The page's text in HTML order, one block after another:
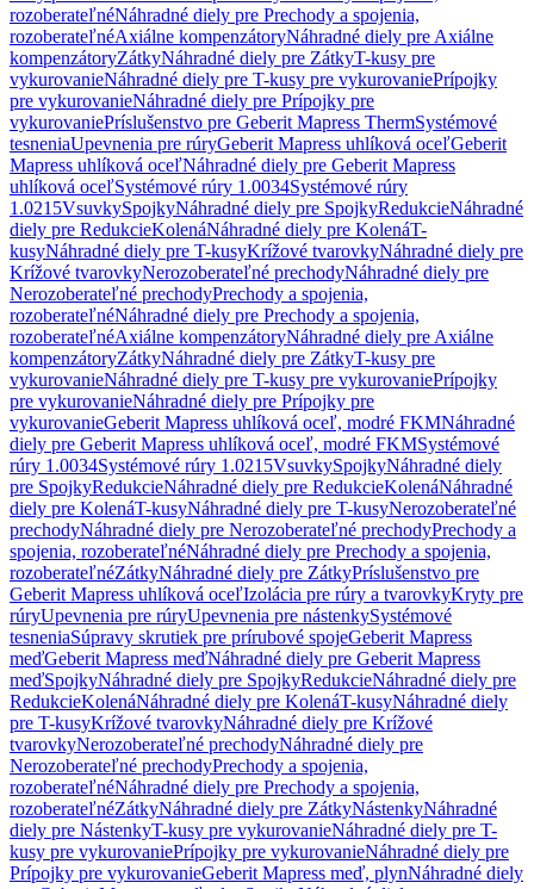
rozoberateľnéNáhradné diely pre Prechody a spojenia,
rozoberateľnéAxiálne kompenzátoryNáhradné diely pre Axiálne
kompenzátoryZátkyNáhradné diely pre ZátkyT-kusy pre
vykurovanieNáhradné diely pre T-kusy pre vykurovaniePrípojky
pre vykurovanieNáhradné diely pre Prípojky pre
vykurovaniePríslušenstvo pre Geberit Mapress ThermSystémové
tesneniaUpevnenia pre rúryGeberit Mapress uhlíková oceľGeberit
Mapress uhlíková oceľNáhradné diely pre Geberit Mapress
uhlíková oceľSystémové rúry 1.0034Systémové rúry
1.0215VsuvkySpojkyNáhradné diely pre SpojkyRedukcieNáhradné
diely pre RedukcieKolenáNáhradné diely pre KolenáT-
kusyNáhradné diely pre T-kusyKrížové tvarovkyNáhradné diely pre
Krížové tvarovkyNerozoberateľné prechodyNáhradné diely pre
Nerozoberateľné prechodyPrechody a spojenia,
rozoberateľnéNáhradné diely pre Prechody a spojenia,
rozoberateľnéAxiálne kompenzátoryNáhradné diely pre Axiálne
kompenzátoryZátkyNáhradné diely pre ZátkyT-kusy pre
vykurovanieNáhradné diely pre T-kusy pre vykurovaniePrípojky
pre vykurovanieNáhradné diely pre Prípojky pre
vykurovanieGeberit Mapress uhlíková oceľ, modré FKMNáhradné
diely pre Geberit Mapress uhlíková oceľ, modré FKMSystémové
rúry 1.0034Systémové rúry 1.0215VsuvkySpojkyNáhradné diely
pre SpojkyRedukcieNáhradné diely pre RedukcieKolenáNáhradné
diely pre KolenáT-kusyNáhradné diely pre T-kusyNerozoberateľné
prechodyNáhradné diely pre Nerozoberateľné prechodyPrechody a
spojenia, rozoberateľnéNáhradné diely pre Prechody a spojenia,
rozoberateľnéZátkyNáhradné diely pre ZátkyPríslušenstvo pre
Geberit Mapress uhlíková oceľIzolácia pre rúry a tvarovkyKryty pre
rúryUpevnenia pre rúryUpevnenia pre nástenkySystémové
tesneniaSúpravy skrutiek pre prírubové spojeGeberit Mapress
meďGeberit Mapress meďNáhradné diely pre Geberit Mapress
meďSpojkyNáhradné diely pre SpojkyRedukcieNáhradné diely pre
RedukcieKolenáNáhradné diely pre KolenáT-kusyNáhradné diely
pre T-kusyKrížové tvarovkyNáhradné diely pre Krížové
tvarovkyNerozoberateľné prechodyNáhradné diely pre
Nerozoberateľné prechodyPrechody a spojenia,
rozoberateľnéNáhradné diely pre Prechody a spojenia,
rozoberateľnéZátkyNáhradné diely pre ZátkyNástenkyNáhradné
diely pre NástenkyT-kusy pre vykurovanieNáhradné diely pre T-
kusy pre vykurovaniePrípojky pre vykurovanieNáhradné diely pre
Prípojky pre vykurovanieGeberit Mapress meď, plynNáhradné diely